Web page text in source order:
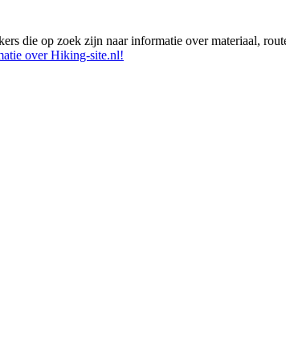
die op zoek zijn naar informatie over materiaal,
over Hiking-site.nl!